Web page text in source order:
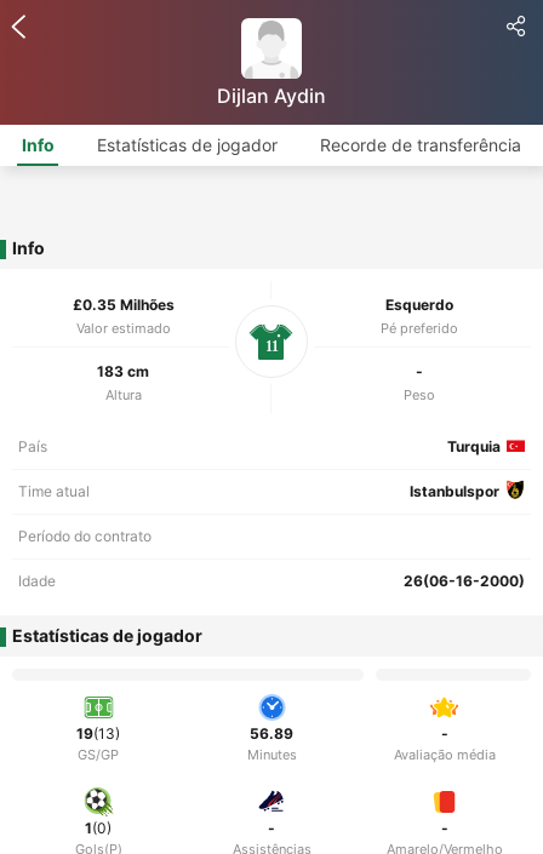
Dijlan Aydin
Info Estatísticas de jogador Recorde de transferência
Info
£0.35 Milhões
Valor estimado
Esquerdo
Pé preferido
183 cm
Altura
-
Peso
11
País Turquia
Time atual Istanbulspor
Período do contrato
Idade 26(06-16-2000)
Estatísticas de jogador
19(13)
GS/GP
56.89
Minutes
-
Avaliação média
1(0)
Gols(P)
-
Assistências
-
Amarelo/Vermelho